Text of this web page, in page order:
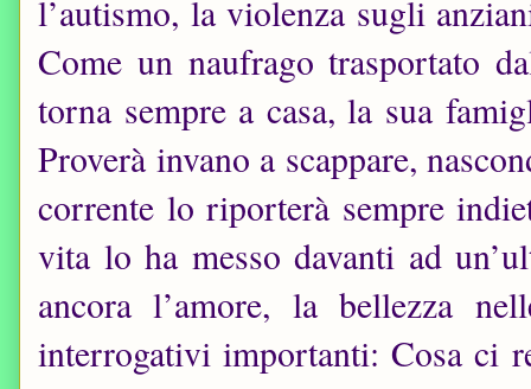
l’autismo, la violenza sugli
Come un naufrago trasportato
torna sempre a casa, la sua
Proverà invano a scappare,
corrente lo riporterà sempre
vita lo ha messo davanti ad
ancora l’amore, la bellezza
interrogativi importanti: Cosa ci